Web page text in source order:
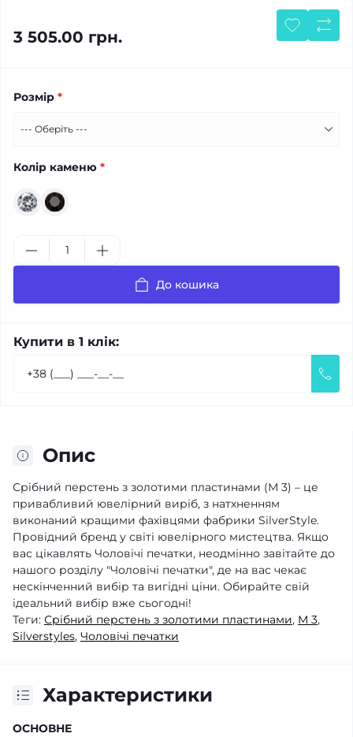
3 505.00 грн.
Розмір *
Колір каменю *
До кошика
Купити в 1 клік:
Опис
Срібний перстень з золотими пластинами (М 3) – це
привабливий ювелірний виріб, з натхненням
виконаний кращими фахівцями фабрики SilverStyle.
Провідний бренд у світі ювелірного мистецтва. Якщо
вас цікавлять Чоловічі печатки, неодмінно завітайте до
нашого розділу "Чоловічі печатки", де на вас чекає
нескінченний вибір та вигідні ціни. Обирайте свій
ідеальний вибір вже сьогодні!
Теги: Срібний перстень з золотими пластинами, М 3,
Silverstyles, Чоловічі печатки
Характеристики
ОСНОВНЕ